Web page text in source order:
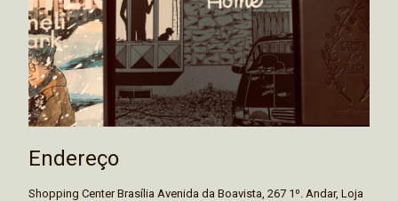
Endereço
Shopping Center Brasília Avenida da Boavista, 267 1º. Andar, Loja